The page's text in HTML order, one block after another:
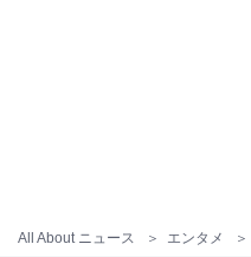
All About ニュース エンタメ
見える」「幹事長は関係